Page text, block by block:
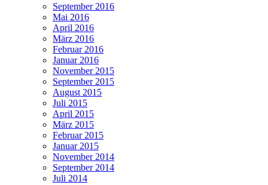
September 2016
Mai 2016
April 2016
März 2016
Februar 2016
Januar 2016
November 2015
September 2015
August 2015
Juli 2015
April 2015
März 2015
Februar 2015
Januar 2015
November 2014
September 2014
Juli 2014